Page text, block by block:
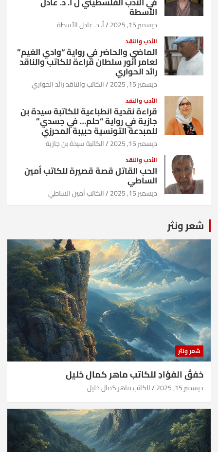
الأسطة
ديسمبر 15, 2025 أ. د. عادل الأسطة
الأدب والنقد
الماضي والحاضر في رواية “وادي الغيم”
لعامر أنور سلطان قراءة للكاتب والناقد
رائد الحواري
ديسمبر 15, 2025 الكاتب والناقد رائد الحواري
الأدب والنقد
قراءة نقدية انطباعية للكاتبة سيدة بن
جازية في رواية “حلم… في جسدي”
للمبدعة التونسية حبيبة المحرزي
ديسمبر 15, 2025 الكاتبة سيدة بن جازية
الأدب والنقد
الحب القاتل قصة قصيرة للكاتب أمين
الساطي
ديسمبر 15, 2025 الكاتب أمين الساطي
شعر ونثر
شعر ونثر
خفقُ الفؤادِ للكاتب ماهر كمال خليل
ديسمبر 15, 2025 الكاتب ماهر كمال خليل